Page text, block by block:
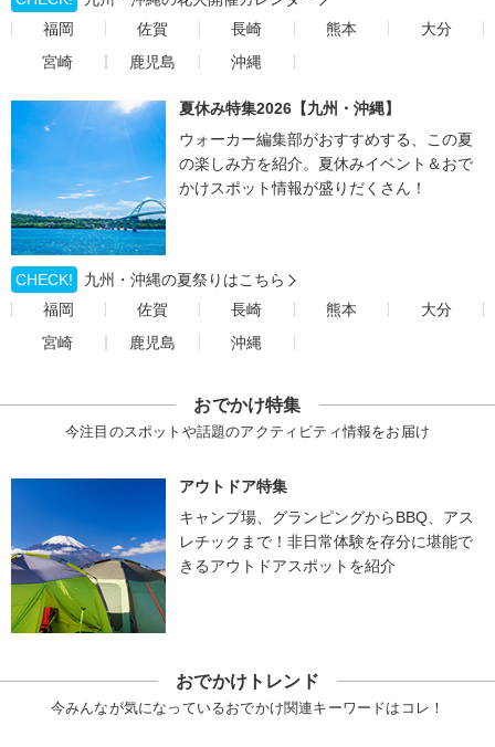
福岡
佐賀 長崎 熊本
大分
宮崎
鹿児島 沖縄
夏休み特集2026【九州・沖縄】
ウォーカー編集部がおすすめする、この夏
の楽しみ方を紹介。夏休みイベント＆おで
かけスポット情報が盛りだくさん！
CHECK!
九州・沖縄の夏祭りはこちら
福岡
佐賀 長崎 熊本
大分
宮崎
鹿児島 沖縄
おでかけ特集
今注目のスポットや話題のアクティビティ情報をお届け
アウトドア特集
キャンプ場、グランピングからBBQ、アス
レチックまで！非日常体験を存分に堪能で
きるアウトドアスポットを紹介
おでかけトレンド
今みんなが気になっているおでかけ関連キーワードはコレ！